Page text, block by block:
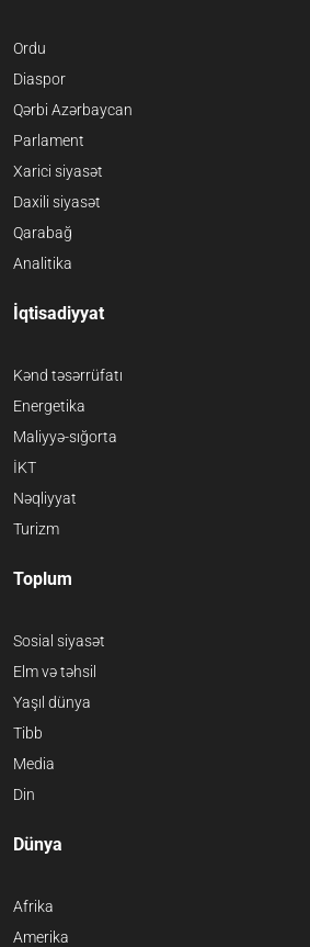
Ordu
Diaspor
Qərbi Azərbaycan
Parlament
Xarici siyasət
Daxili siyasət
Qarabağ
Analitika
İqtisadiyyat
Kənd təsərrüfatı
Energetika
Maliyyə-sığorta
İKT
Nəqliyyat
Turizm
Toplum
Sosial siyasət
Elm və təhsil
Yaşıl dünya
Tibb
Media
Din
Dünya
Afrika
Amerika